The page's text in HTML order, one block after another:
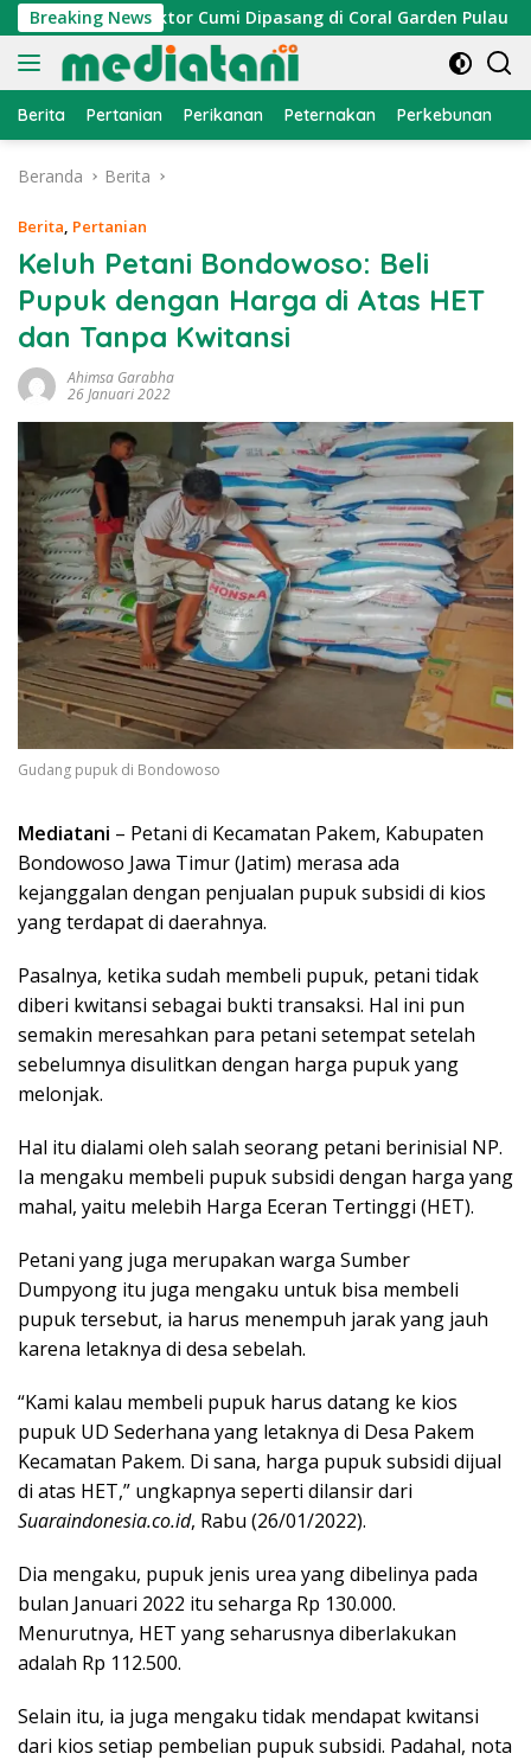
Langsung
ke
konten
Breaking News
Atraktor Cumi Dipasang di Coral Garden Pulau Barrang
Berita Pertanian Perikanan Peternakan Perkebunan
Beranda Berita
Berita, Pertanian
Keluh Petani Bondowoso: Beli
Pupuk dengan Harga di Atas HET
dan Tanpa Kwitansi
Ahimsa Garabha
26 Januari 2022
Gudang pupuk di Bondowoso
Mediatani – Petani di Kecamatan Pakem, Kabupaten
Bondowoso Jawa Timur (Jatim) merasa ada
kejanggalan dengan penjualan pupuk subsidi di kios
yang terdapat di daerahnya.
Pasalnya, ketika sudah membeli pupuk, petani tidak
diberi kwitansi sebagai bukti transaksi. Hal ini pun
semakin meresahkan para petani setempat setelah
sebelumnya disulitkan dengan harga pupuk yang
melonjak.
Hal itu dialami oleh salah seorang petani berinisial NP.
Ia mengaku membeli pupuk subsidi dengan harga yang
mahal, yaitu melebih Harga Eceran Tertinggi (HET).
Petani yang juga merupakan warga Sumber
Dumpyong itu juga mengaku untuk bisa membeli
pupuk tersebut, ia harus menempuh jarak yang jauh
karena letaknya di desa sebelah.
“Kami kalau membeli pupuk harus datang ke kios
pupuk UD Sederhana yang letaknya di Desa Pakem
Kecamatan Pakem. Di sana, harga pupuk subsidi dijual
di atas HET,” ungkapnya seperti dilansir dari
Suaraindonesia.co.id, Rabu (26/01/2022).
Dia mengaku, pupuk jenis urea yang dibelinya pada
bulan Januari 2022 itu seharga Rp 130.000.
Menurutnya, HET yang seharusnya diberlakukan
adalah Rp 112.500.
Selain itu, ia juga mengaku tidak mendapat kwitansi
dari kios setiap pembelian pupuk subsidi. Padahal, nota